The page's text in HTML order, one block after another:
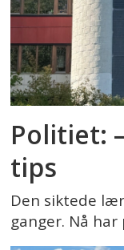
Politiet:
tips
Den siktede
ganger. Nå